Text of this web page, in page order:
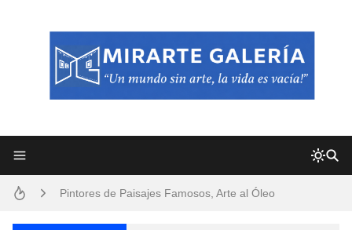
Pintores de Paisajes Famosos, Arte al Óleo